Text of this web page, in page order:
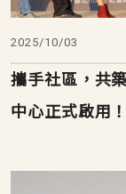
2025/10/03
攜手社區，共
中心正式啟用！